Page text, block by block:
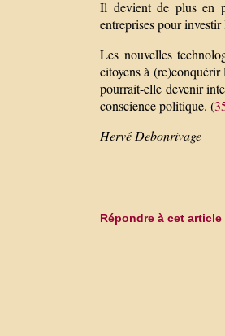
Il devient de plus en
entreprises pour
Les nouvelles
citoyens à
pourrait-elle devenir
conscience politique. (
Hervé Debonrivage
Répondre à cet article